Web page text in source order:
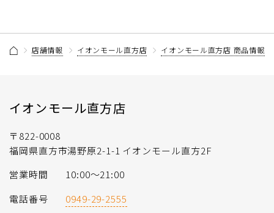
店舗情報 イオンモール直方店 イオンモール直方店 商品情報
イオンモール直方店
〒822-0008
福岡県直方市湯野原2-1-1 イオンモール直方2F
営業時間
10:00～21:00
電話番号
0949-29-2555